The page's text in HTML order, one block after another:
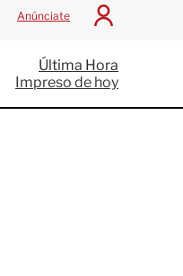
Anúnciate
I
c
i
a
Última Hora
Impreso de hoy